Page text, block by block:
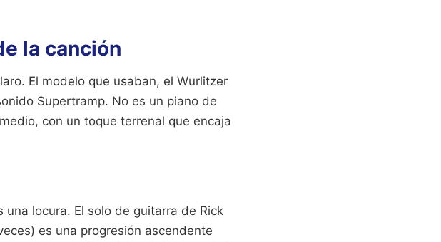
la canción
El modelo que usaban, el Wurlitzer
Supertramp. No es un piano de
con un toque terrenal que encaja
locura. El solo de guitarra de Rick
es una progresión ascendente